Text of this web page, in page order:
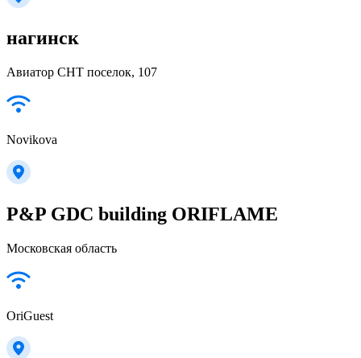
нагинск
Авиатор СНТ поселок, 107
Novikova
P&P GDC building ORIFLAME
Московская область
OriGuest